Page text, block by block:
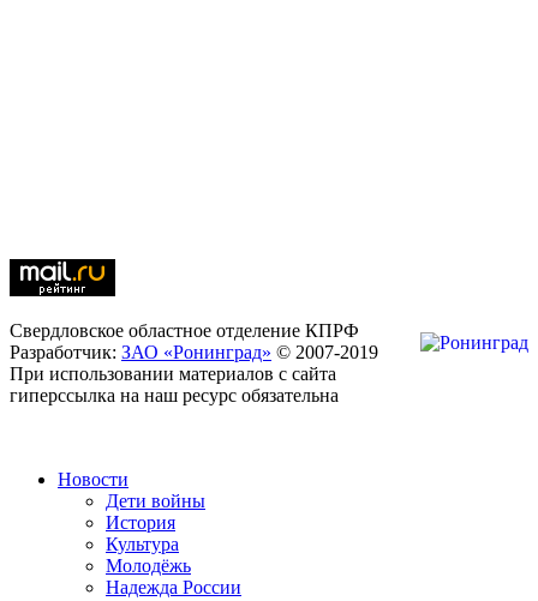
Свердловское областное отделение КПРФ
Разработчик: ЗАО «Ронинград» © 2007-2019
При использовании материалов с сайта
гиперссылка на наш ресурс обязательна
Новости
Дети войны
История
Культура
Молодёжь
Надежда России